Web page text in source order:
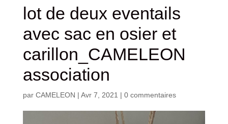
lot de deux eventails
avec sac en osier et
carillon_CAMELEON
association
par CAMELEON | Avr 7, 2021 | 0 commentaires